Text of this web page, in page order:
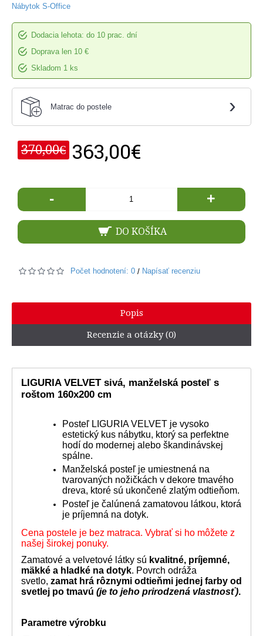
Nábytok S-Office
Dodacia lehota: do 10 prac. dní
Doprava len 10 €
Skladom 1 ks
Matrac do postele ›
370,00€ 363,00€
- +
DO KOŠÍKA
Počet hodnotení: 0 / Napísať recenziu
Popis
Recenzie a otázky (0)
LIGURIA VELVET sivá, manželská posteľ s
roštom 160x200 cm
Posteľ LIGURIA VELVET je vysoko
estetický kus nábytku, ktorý sa perfektne
hodí do modernej alebo škandinávskej
spálne.
Manželská posteľ je umiestnená na
tvarovaných nožičkách v dekore tmavého
dreva, ktoré sú ukončené zlatým odtieňom.
Posteľ je čalúnená zamatovou látkou, ktorá
je príjemná na dotyk.
Cena postele je bez matraca. Vybrať si ho môžete z
našej širokej ponuky.
Zamatové a velvetové látky sú kvalitné, príjemné,
mäkké a hladké na dotyk. Povrch odráža
svetlo, zamat hrá rôznymi odtieňmi jednej farby od
svetlej po tmavú (je to jeho prirodzená vlastnosť).
Parametre výrobku